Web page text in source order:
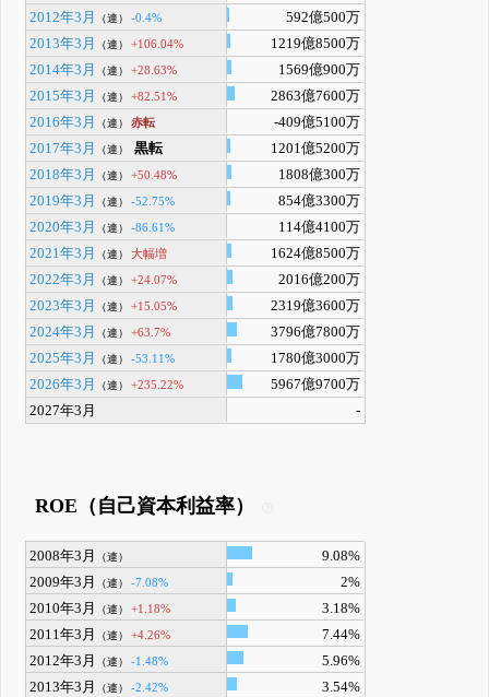
2012年3月 （連） -0.4%
592億500万
2013年3月
（連） +106.04%
1219億8500万
2014年3月
（連） +28.63%
1569億900万
2015年3月
（連） +82.51%
2863億7600万
2016年3月
（連） 赤転
-409億5100万
2017年3月
（連） 黒転
1201億5200万
2018年3月
（連） +50.48%
1808億300万
2019年3月
（連） -52.75%
854億3300万
2020年3月
（連） -86.61%
114億4100万
2021年3月
（連） 大幅増
1624億8500万
2022年3月
（連） +24.07%
2016億200万
2023年3月
（連） +15.05%
2319億3600万
2024年3月
（連） +63.7%
3796億7800万
2025年3月
（連） -53.11%
1780億3000万
2026年3月
（連） +235.22%
5967億9700万
2027年3月
-
ROE（自己資本利益率）
2008年3月 （連）
9.08%
2009年3月
（連） -7.08%
2%
2010年3月
（連） +1.18%
3.18%
2011年3月
（連） +4.26%
7.44%
2012年3月
（連） -1.48%
5.96%
2013年3月
（連） -2.42%
3.54%